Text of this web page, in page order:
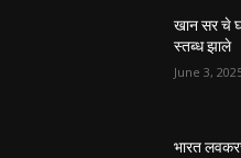
खान सर चे
स्तब्ध झाले
June 3,
भारत